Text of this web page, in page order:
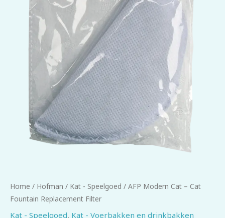
Home / Hofman / Kat - Speelgoed / AFP Modern Cat – Cat
Fountain Replacement Filter
Kat - Speelgoed, Kat - Voerbakken en drinkbakken